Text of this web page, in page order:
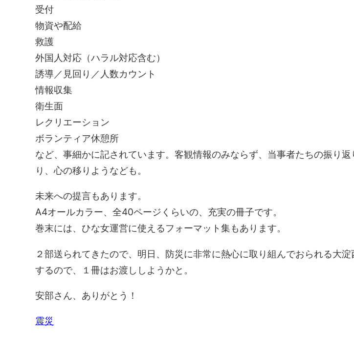
受付
物資や配給
救護
外国人対応（ハラル対応含む）
誘導／見回り／人数カウント
情報収集
衛生面
レクリエーション
ボランティア休憩所
など、事細かに記されています。客観情報のみならず、当事者たちの振り
り、心の移りようなども。
未来への提言もあります。
A4オールカラー、全40ページくらいの、充実の冊子です。
巻末には、ひな女運営に使えるフォーマット集もあります。
２部送られてきたので、明日、防災に非常に熱心に取り組んでおられる大
するので、１冊はお渡ししようかと。
安部さん、ありがとう！
震災